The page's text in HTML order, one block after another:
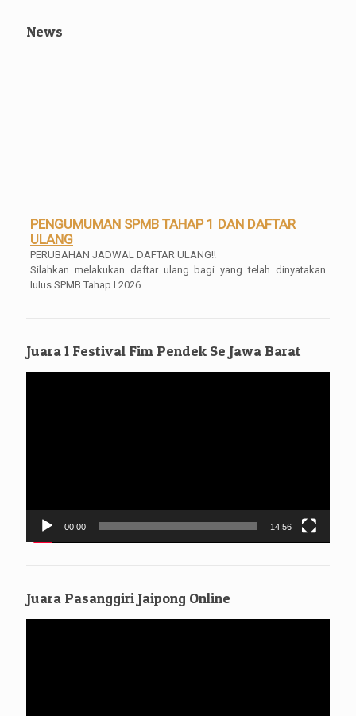
News
PENGUMUMAN SPMB TAHAP 1 DAN DAFTAR
ULANG
PERUBAHAN JADWAL DAFTAR ULANG!!
Silahkan melakukan daftar ulang bagi yang telah dinyatakan
lulus SPMB Tahap I 2026
Mei 2026 Pukul 16.00 WIB
Pengambilan Ijazah Gratis
Juara 1 Festival Fim Pendek Se Jawa Barat
00:00 14:56
Juara Pasanggiri Jaipong Online